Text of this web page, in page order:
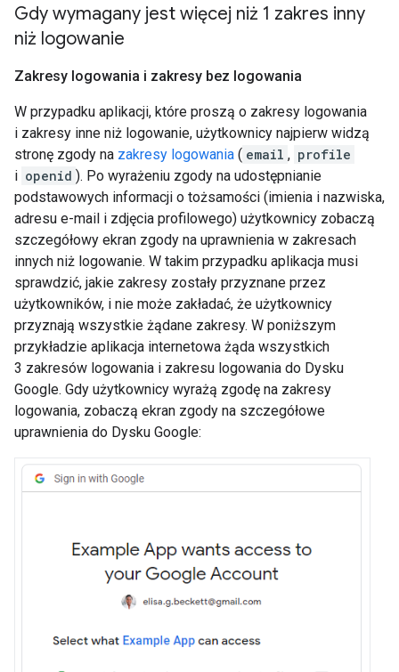
Gdy wymagany jest więcej niż 1 zakres inny
niż logowanie
Zakresy logowania i zakresy bez logowania
W przypadku aplikacji, które proszą o zakresy logowania
i zakresy inne niż logowanie, użytkownicy najpierw widzą
stronę zgody na zakresy logowania ( email , profile
i openid ). Po wyrażeniu zgody na udostępnianie
podstawowych informacji o tożsamości (imienia i nazwiska,
adresu e-mail i zdjęcia profilowego) użytkownicy zobaczą
szczegółowy ekran zgody na uprawnienia w zakresach
innych niż logowanie. W takim przypadku aplikacja musi
sprawdzić, jakie zakresy zostały przyznane przez
użytkowników, i nie może zakładać, że użytkownicy
przyznają wszystkie żądane zakresy. W poniższym
przykładzie aplikacja internetowa żąda wszystkich
3 zakresów logowania i zakresu logowania do Dysku
Google. Gdy użytkownicy wyrażą zgodę na zakresy
logowania, zobaczą ekran zgody na szczegółowe
uprawnienia do Dysku Google: